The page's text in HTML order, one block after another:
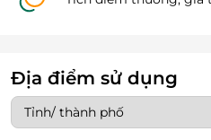
Địa điểm sử dụng